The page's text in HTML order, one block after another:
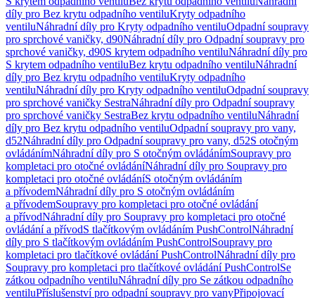
díly pro Bez krytu odpadního ventiluKryty odpadního
ventiluNáhradní díly pro Kryty odpadního ventiluOdpadní soupravy
pro sprchové vaničky, d90Náhradní díly pro Odpadní soupravy pro
sprchové vaničky, d90S krytem odpadního ventiluNáhradní díly pro
S krytem odpadního ventiluBez krytu odpadního ventiluNáhradní
díly pro Bez krytu odpadního ventiluKryty odpadního
ventiluNáhradní díly pro Kryty odpadního ventiluOdpadní soupravy
pro sprchové vaničky SestraNáhradní díly pro Odpadní soupravy
pro sprchové vaničky SestraBez krytu odpadního ventiluNáhradní
díly pro Bez krytu odpadního ventiluOdpadní soupravy pro vany,
d52Náhradní díly pro Odpadní soupravy pro vany, d52S otočným
ovládánímNáhradní díly pro S otočným ovládánímSoupravy pro
kompletaci pro otočné ovládáníNáhradní díly pro Soupravy pro
kompletaci pro otočné ovládáníS otočným ovládáním
a přívodemNáhradní díly pro S otočným ovládáním
a přívodemSoupravy pro kompletaci pro otočné ovládání
a přívodNáhradní díly pro Soupravy pro kompletaci pro otočné
ovládání a přívodS tlačítkovým ovládáním PushControlNáhradní
díly pro S tlačítkovým ovládáním PushControlSoupravy pro
kompletaci pro tlačítkové ovládání PushControlNáhradní díly pro
Soupravy pro kompletaci pro tlačítkové ovládání PushControlSe
zátkou odpadního ventiluNáhradní díly pro Se zátkou odpadního
ventiluPříslušenství pro odpadní soupravy pro vanyPřipojovací